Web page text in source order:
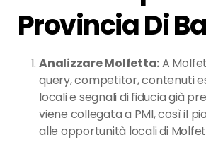
Provincia Di
Analizzare Molfetta:A
query, competitor, contenuti
locali e segnali di fiducia già
viene collegata a PMI, così il
alle opportunità locali di